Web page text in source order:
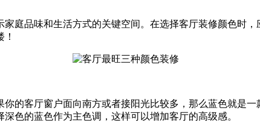
庭品味和生活方式的关键空间。在选择客厅装修颜色时
的客厅窗户面向南方或者接阳光比较多，那么蓝色就是
色的蓝色作为主色调，这样可以增加客厅的高级感。